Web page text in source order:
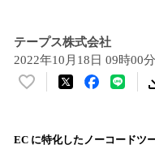
テープス株式会社
2022年10月18日 09時00分
い
！
EC に特化したノーコードツ